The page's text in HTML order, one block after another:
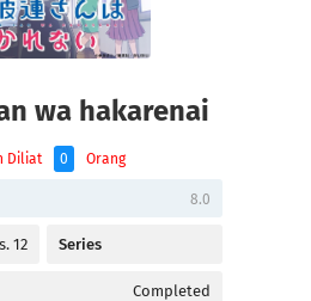
wa hakarenai
Diliat 0 Orang
8.0
12 Series
Completed